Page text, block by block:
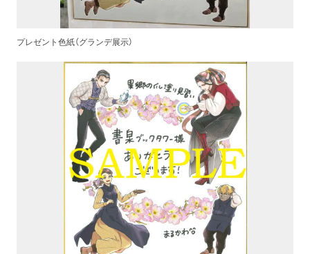
プレゼント色紙（グランデ展示）